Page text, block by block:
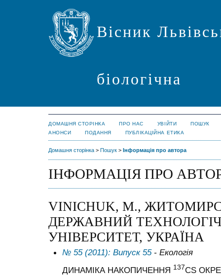
Вісник
біологічна
ДОМАШНЯ СТОРІНКА ПРО НАС УВІЙТИ
ПОШУК
АНОНСИ
ПОДАННЯ ПУБЛІКАЦІЙНА ЕТИКА
Домашня сторінка > Пошук > Інформація про автора
ІНФОРМАЦІЯ ПРО
VINICHUK, M.,
ДЕРЖАВНИЙ
УНІВЕРСИТЕТ, УКРАЇНА
№ 55 (2011): Випуск 55- Екологія
ДИНАМІКА НАКОПИЧЕННЯ 137CS